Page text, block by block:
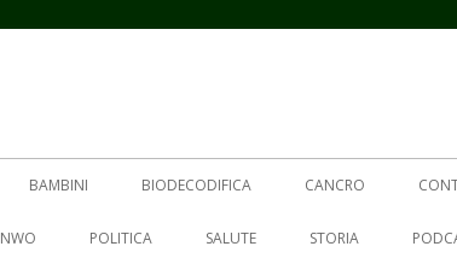
BAMBINI BIODECODIFICA CANCRO
NWO POLITICA SALUTE STORIA